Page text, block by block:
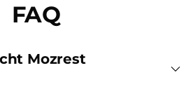
FAQ
Mozrest